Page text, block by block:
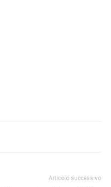
Articolo successivo